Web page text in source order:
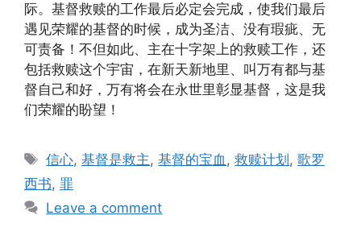
际。基督救赎的工作最后必定会完成，使我们最后
遇见荣耀的基督的时候，成为圣洁、没有瑕疵、无
可责备！不但如此、主在十字架上的救赎工作，还
包括救赎这个宇宙，在新天新地里、叫万有都与基
督自己和好，万有将会在永世里彰显基督，这是我
们荣耀的盼望！
Tags
信心,基督是救主,基督的宝血 ,救赎计划,歌罗
西书, 罪
Leave a comment